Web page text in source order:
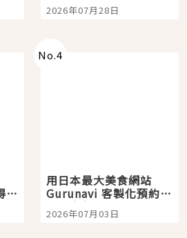
2026年07月28日
起
No.4
用日本最大美食網站
Gurunavi 客製化預約九
大都市餐廳，打造專屬
美食體驗！
2026年07月03日